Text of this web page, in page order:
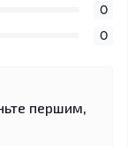
0
0
першим,